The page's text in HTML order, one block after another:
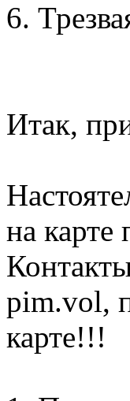
6.
Итак,
на
pim.vol,
карте!!!